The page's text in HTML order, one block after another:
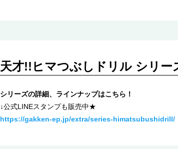
天才!!ヒマつぶしドリル シリー
シリーズの詳細、ラインナップはこちら！
↓公式LINEスタンプも販売中★
https://gakken-ep.jp/extra/series-himatsubushidrill/